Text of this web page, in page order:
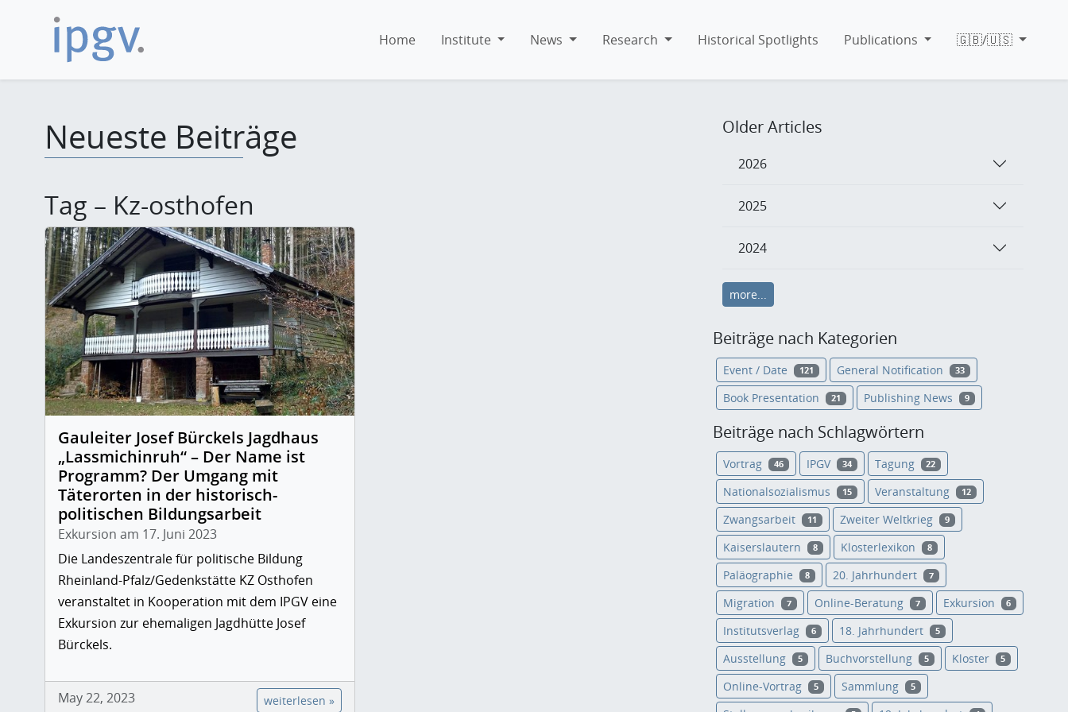
Home Institute News Research Historical Spotlights Publications 🇬🇧/🇺🇸
Neueste Beiträge
Tag – Kz-osthofen
Gauleiter Josef Bürckels Jagdhaus
„Lassmichinruh“ – Der Name ist
Programm? Der Umgang mit
Täterorten in der historisch-
politischen Bildungsarbeit
Exkursion am 17. Juni 2023
Die Landeszentrale für politische Bildung
Rheinland-Pfalz/Gedenkstätte KZ Osthofen
veranstaltet in Kooperation mit dem IPGV eine
Exkursion zur ehemaligen Jagdhütte Josef
Bürckels.
May 22, 2023 weiterlesen »
Older Articles
2026
2025
2024
more...
Beiträge nach Kategorien
Event / Date 121 General Notification 33
Book Presentation 21 Publishing News 9
Beiträge nach Schlagwörtern
Vortrag 46 IPGV 34 Tagung 22
Nationalsozialismus 15 Veranstaltung 12
Zwangsarbeit 11 Zweiter Weltkrieg 9
Kaiserslautern 8 Klosterlexikon 8
Paläographie 8 20. Jahrhundert 7
Migration 7 Online-Beratung 7 Exkursion 6
Institutsverlag 6 18. Jahrhundert 5
Ausstellung 5 Buchvorstellung 5 Kloster 5
Online-Vortrag 5 Sammlung 5